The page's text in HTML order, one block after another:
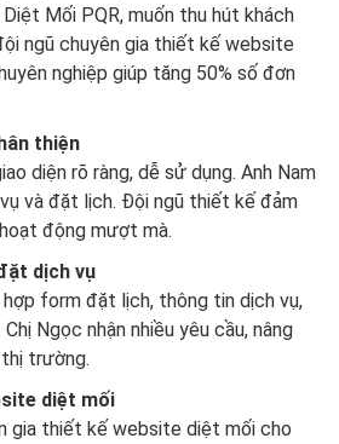
Mối PQR, muốn thu hút khách
ngũ chuyên gia thiết kế website
nghiệp giúp tăng 50% số đơn
thiện
diện rõ ràng, dễ sử dụng. Anh Nam
và đặt lịch. Đội ngũ thiết kế đảm
động mượt mà.
dịch vụ
form đặt lịch, thông tin dịch vụ,
Ngọc nhận nhiều yêu cầu, nâng
trường.
diệt mối
gia thiết kế website diệt mối cho